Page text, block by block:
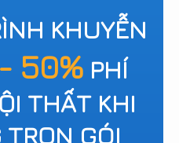
KHUYỄN
50% PHÍ
THẤT KHI
GÓI